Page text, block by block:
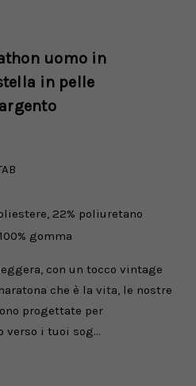
uomo in
in pelle
22% poliuretano
gomma
con un tocco vintage
che è la vita, le nostre
progettate per
verso i tuoi sog…